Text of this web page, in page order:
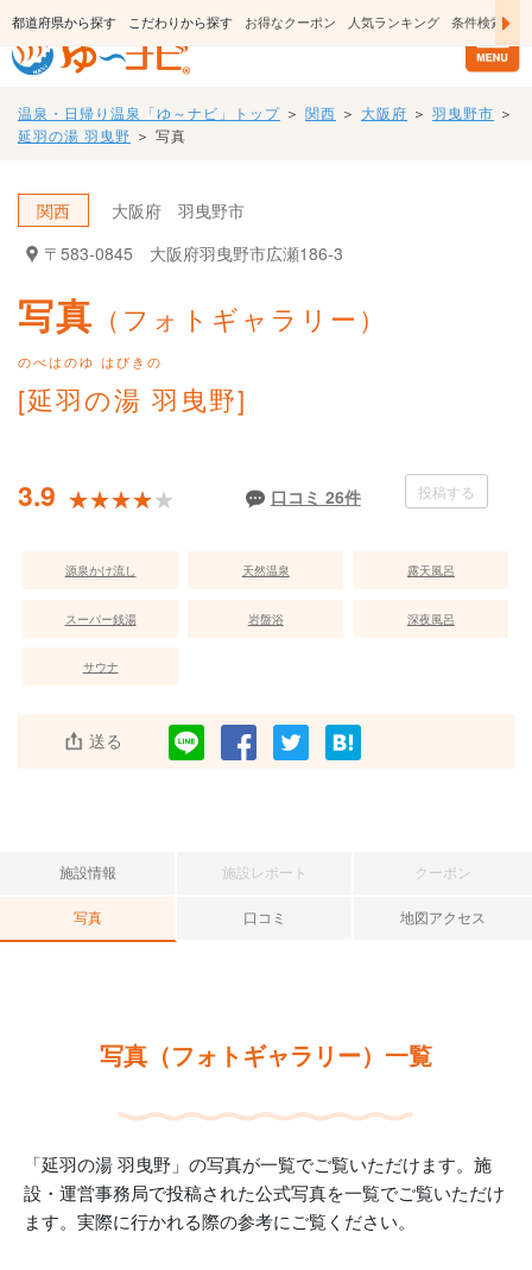
日帰り温泉・スーパー銭湯のおすすめ温泉情報
都道府県から探す こだわりから探す お得なクーポン 人気ランキング 条件検索
温泉・日帰り温泉「ゆ～ナビ」トップ ＞ 関西 ＞ 大阪府 ＞ 羽曳野市 ＞
延羽の湯 羽曳野 ＞ 写真
関西 大阪府
羽曳野市
〒583-0845
大阪府羽曳野市広瀬186‐3
写真 （フォトギャラリー）
のべはのゆ はびきの
[延羽の湯 羽曳野]
3.9 ★★★★★
★★★★★ 口コミ 26件 投稿する
源泉かけ流し 天然温泉 露天風呂
スーパー銭湯 岩盤浴 深夜風呂
サウナ
送る
施設情報 施設レポート クーポン
写真 口コミ 地図アクセス
写真（フォトギャラリー）一覧
「延羽の湯 羽曳野」の写真が一覧でご覧いただけます。施
設・運営事務局で投稿された公式写真を一覧でご覧いただけ
ます。実際に行かれる際の参考にご覧ください。